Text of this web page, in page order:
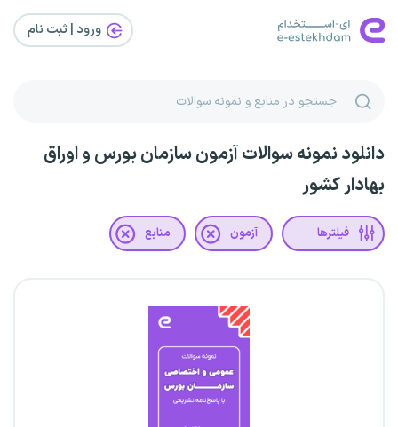
ورود | ثبت‌ نام
دانلود نمونه سوالات آزمون سازمان بورس و اوراق
بهادار کشور
فیلترها آزمون منابع